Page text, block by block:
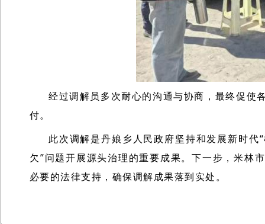
经过调解员多次耐心的沟通与协商，最终促
付。
此次调解是丹娘乡人民政府坚持和发展新时代“
欠”问题开展源头治理的重要成果。下一步，米林
必要的法律支持，确保调解成果落到实处。